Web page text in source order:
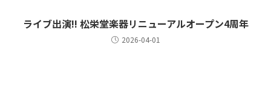
ライブ出演!! 松栄堂楽器リニューアルオープン4周年
2026-04-01